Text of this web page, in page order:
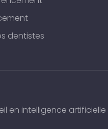
dentistes
en intelligence artificielle